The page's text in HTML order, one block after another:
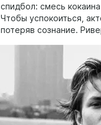
спидбол: смесь
Чтобы успокоиться,
потеряв сознание.